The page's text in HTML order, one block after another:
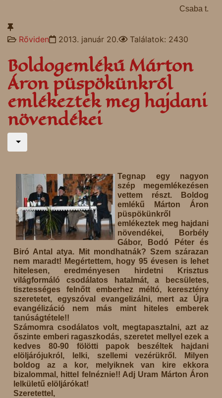
Csaba t.
Rőviden 2013. január 20. Találatok: 2430
Boldogemlékű Márton
Áron püspökünkről
emlékeztek meg hajdani
növendékei
Tegnap egy nagyon
szép megemlékezésen
vettem részt. Boldog
emlékű Márton Áron
püspökünkről
emlékeztek meg hajdani
növendékei, Borbély
Gábor, Bodó Péter és
Biró Antal atya. Mit mondhatnák? Szem szárazan
nem maradt! Megértettem, hogy 95 évesen is lehet
hitelesen, eredményesen hirdetni Krisztus
világformáló csodálatos hatalmát, a becsületes,
tisztességes felnőtt emberhez méltó, keresztény
szeretetet, egyszóval evangelizálni, mert az Újra
evangélizáció nem más mint hiteles emberek
tanúságtétele!!
Számomra csodálatos volt, megtapasztalni, azt az
őszinte emberi ragaszkodás, szeretet mellyel ezek a
kedves 80-90 fölötti papok beszéltek hajdani
elöljárójukról, lelki, szellemi vezérükről. Milyen
boldog az a kor, melyiknek van kire ekkora
bizalommal, hittel felnéznie!! Adj Uram Márton Áron
lelkületű elöljárókat!
Szeretettel,